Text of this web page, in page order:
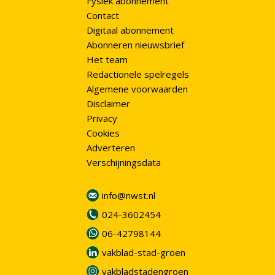
Contact
Digitaal abonnement
Abonneren nieuwsbrief
Het team
Redactionele spelregels
Algemene voorwaarden
Disclaimer
Privacy
Cookies
Adverteren
Verschijningsdata
info@nwst.nl
024-3602454
06-42798144
vakblad-stad-groen
vakbladstadengroen